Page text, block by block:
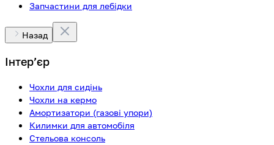
Запчастини для лебідки
Назад
Інтерʼєр
Чохли для сидінь
Чохли на кермо
Амортизатори (газові упори)
Килимки для автомобіля
Стельова консоль